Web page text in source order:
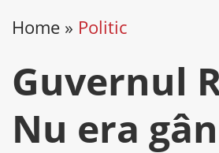
Home» Politic
Guvernul
Nu era